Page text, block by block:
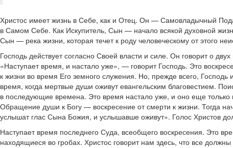
Христос имеет жизнь в Себе, как и Отец. Он — Самовладычный
в Самом Себе. Как Искупитель, Сын — начало всякой духовной
Сын — река жизни, которая течет к роду человеческому от этого
Господь действует согласно Своей власти и силе. Он говорит о
«Наступает время, и настало уже», — говорит Господь. Это
к жизни во время Его земного служения. Но, прежде всего,
время, когда мертвые души оживут евангельским благовестием.
в последующие времена. Это время настало уже, и оно еще только
Обращение души к Богу — воскресение от смерти к жизни. Тогда
услышат глас Сына Божия, и услышавше оживут». Голос Христов
Наступает время последнего Суда, всеобщего воскресения. Это
находящиеся во гробах. Христос говорит нам здесь, что все